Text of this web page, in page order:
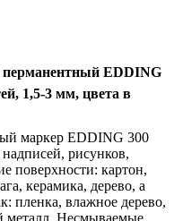
EDDING
1,5-3 мм, цвета в
маркер EDDING 300
рисунков,
поверхности: картон,
керамика, дерево, а
пленка, влажное дерево,
металл. Несмываемые